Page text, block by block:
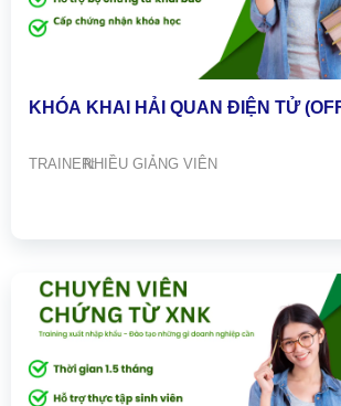
KHÓA KHAI HẢI QUAN ĐIỆN TỬ
TRAINER:NHIỀU GIẢNG VIÊN